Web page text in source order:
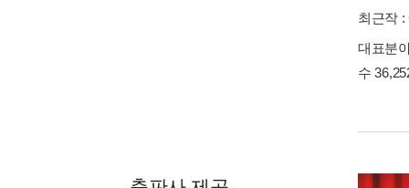
최근작 :
대표분
수